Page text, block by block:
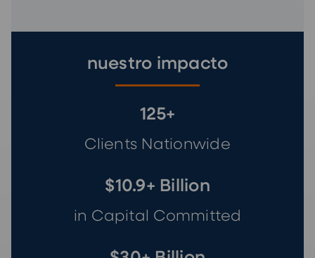
nuestro impacto
125+
Clients Nationwide
$10.9+ Billion
in Capital Committed